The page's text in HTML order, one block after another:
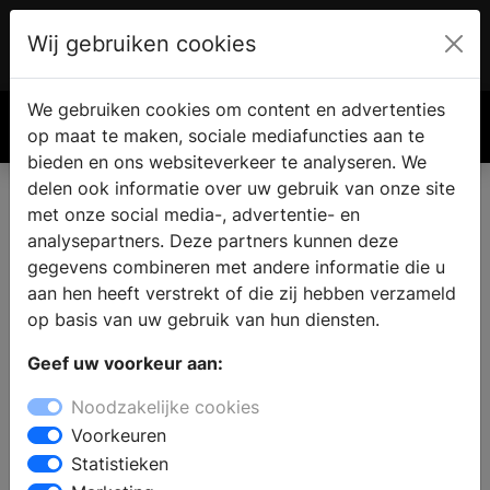
€ 0.00
Wij gebruiken cookies
We gebruiken cookies om content en advertenties
op maat te maken, sociale mediafuncties aan te
bieden en ons websiteverkeer te analyseren. We
delen ook informatie over uw gebruik van onze site
met onze social media-, advertentie- en
analysepartners. Deze partners kunnen deze
gegevens combineren met andere informatie die u
aan hen heeft verstrekt of die zij hebben verzameld
op basis van uw gebruik van hun diensten.
Geef uw voorkeur aan:
Noodzakelijke cookies
Voorkeuren
Statistieken